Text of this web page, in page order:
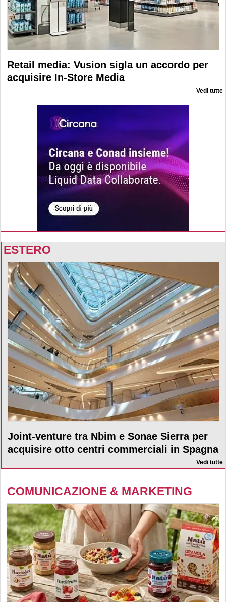
Retail media: Vusion sigla un accordo per
acquisire In-Store Media
Vedi tutte
ESTERO
Joint-venture tra Nbim e Sonae Sierra per
acquisire otto centri commerciali in Spagna
Vedi tutte
COMUNICAZIONE & MARKETING